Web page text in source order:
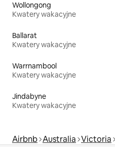
Wollongong
Kwatery wakacyjne
Ballarat
Kwatery wakacyjne
Warrnambool
Kwatery wakacyjne
Jindabyne
Kwatery wakacyjne
Airbnb Australia Victoria